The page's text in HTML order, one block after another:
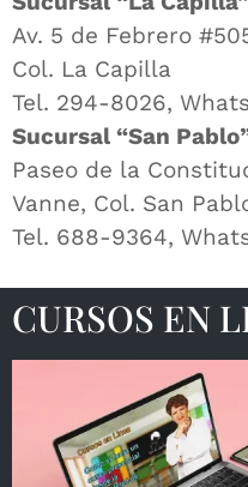
Av. 5 de Febrero
Col. La Capilla
Tel. 294-8026,
Sucursal “San
Paseo de la
Vanne, Col. San
Tel. 688-9364,
CURSOS EN